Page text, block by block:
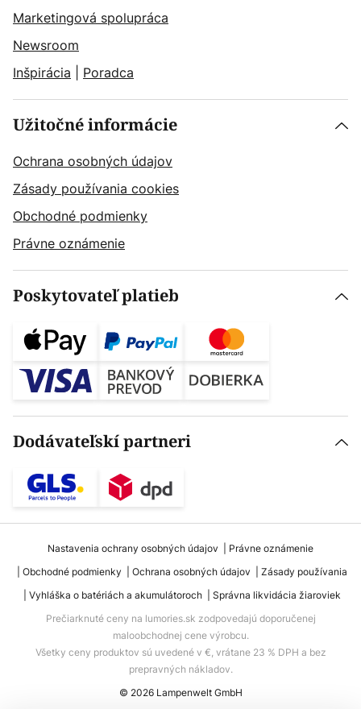
Marketingová spolupráca
Newsroom
Inšpirácia
Poradca
Užitočné informácie
Ochrana osobných údajov
Zásady používania cookies
Obchodné podmienky
Právne oznámenie
Poskytovateľ platieb
Dodávateľskí partneri
Nastavenia ochrany osobných údajov
Právne oznámenie
Obchodné podmienky
Ochrana osobných údajov
Zásady používania
Vyhláška o batériách a akumulátoroch
Správna likvidácia žiaroviek
Prečiarknuté ceny na lumories.sk zodpovedajú doporučenej
maloobchodnej cene výrobcu.
Všetky ceny produktov sú uvedené v €, vrátane 23 % DPH a bez
prepravných nákladov.
© 2026 Lampenwelt GmbH